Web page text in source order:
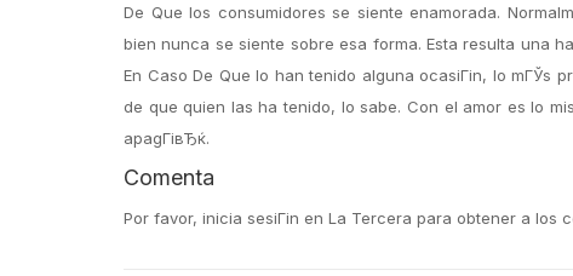
De Que los consumidores se siente enamorada.
bien nunca se siente sobre esa forma. Esta resulta una
En Caso De Que lo han tenido alguna ocasiГіn, lo mГЎs
de que quien las ha tenido, lo sabe. Con el amor es lo
apagГівЂќ.
Comenta
Por favor, inicia sesiГіn en La Tercera para obtener a los